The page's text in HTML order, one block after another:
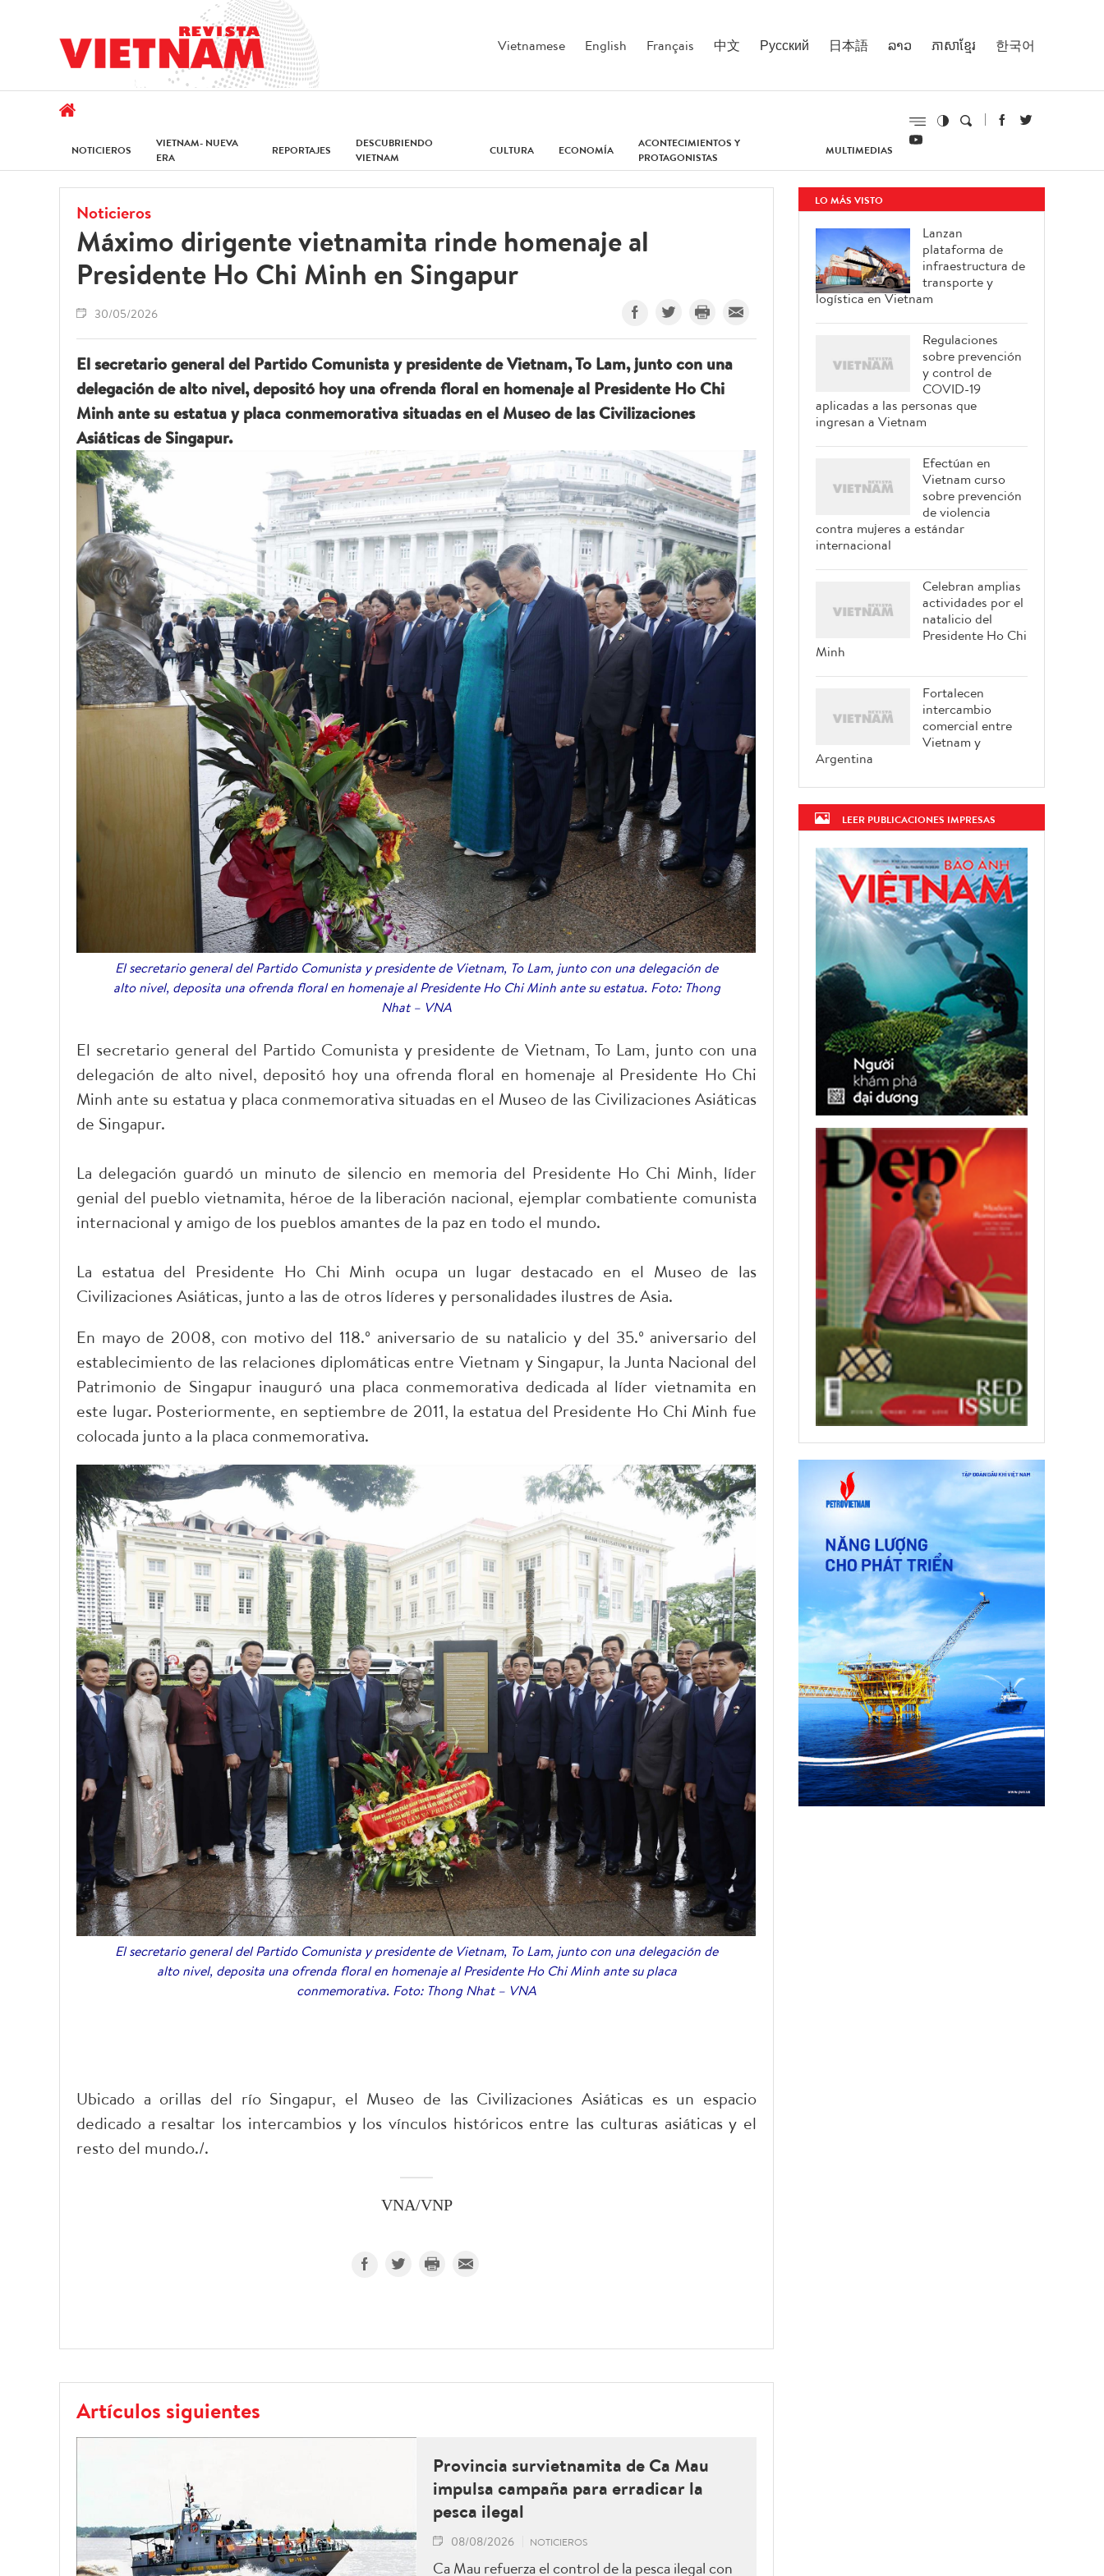
Vietnamese English Français 中文 Русский 日本語 ລາວ ភាសាខ្មែរ 한국어
NOTICIEROS
VIETNAM- NUEVA
ERA
REPORTAJES
DESCUBRIENDO
VIETNAM
CULTURA ECONOMÍA
ACONTECIMIENTOS Y
PROTAGONISTAS
MULTIMEDIAS
Noticieros
Máximo dirigente vietnamita rinde homenaje al
Presidente Ho Chi Minh en Singapur
30/05/2026
El secretario general del Partido Comunista y presidente de Vietnam, To Lam, junto con una
delegación de alto nivel, depositó hoy una ofrenda floral en homenaje al Presidente Ho Chi
Minh ante su estatua y placa conmemorativa situadas en el Museo de las Civilizaciones
Asiáticas de Singapur.
El secretario general del Partido Comunista y presidente de Vietnam, To Lam, junto con una delegación de
alto nivel, deposita una ofrenda floral en homenaje al Presidente Ho Chi Minh ante su estatua. Foto: Thong
Nhat – VNA
El secretario general del Partido Comunista y presidente de Vietnam, To Lam, junto con una
delegación de alto nivel, depositó hoy una ofrenda floral en homenaje al Presidente Ho Chi
Minh ante su estatua y placa conmemorativa situadas en el Museo de las Civilizaciones Asiáticas
de Singapur.
La delegación guardó un minuto de silencio en memoria del Presidente Ho Chi Minh, líder
genial del pueblo vietnamita, héroe de la liberación nacional, ejemplar combatiente comunista
internacional y amigo de los pueblos amantes de la paz en todo el mundo.
La estatua del Presidente Ho Chi Minh ocupa un lugar destacado en el Museo de las
Civilizaciones Asiáticas, junto a las de otros líderes y personalidades ilustres de Asia.
En mayo de 2008, con motivo del 118.º aniversario de su natalicio y del 35.º aniversario del
establecimiento de las relaciones diplomáticas entre Vietnam y Singapur, la Junta Nacional del
Patrimonio de Singapur inauguró una placa conmemorativa dedicada al líder vietnamita en
este lugar. Posteriormente, en septiembre de 2011, la estatua del Presidente Ho Chi Minh fue
colocada junto a la placa conmemorativa.
El secretario general del Partido Comunista y presidente de Vietnam, To Lam, junto con una delegación de
alto nivel, deposita una ofrenda floral en homenaje al Presidente Ho Chi Minh ante su placa
conmemorativa. Foto: Thong Nhat – VNA
Ubicado a orillas del río Singapur, el Museo de las Civilizaciones Asiáticas es un espacio
dedicado a resaltar los intercambios y los vínculos históricos entre las culturas asiáticas y el
resto del mundo./.
VNA/VNP
Artículos siguientes
Provincia survietnamita de Ca Mau
impulsa campaña para erradicar la
pesca ilegal
08/08/2026 NOTICIEROS
Ca Mau refuerza el control de la pesca ilegal con
LO MÁS VISTO
Lanzan
plataforma de
infraestructura de
transporte y
logística en Vietnam
Regulaciones
sobre prevención
y control de
COVID-19
aplicadas a las personas que
ingresan a Vietnam
Efectúan en
Vietnam curso
sobre prevención
de violencia
contra mujeres a estándar
internacional
Celebran amplias
actividades por el
natalicio del
Presidente Ho Chi
Minh
Fortalecen
intercambio
comercial entre
Vietnam y
Argentina
LEER PUBLICACIONES IMPRESAS